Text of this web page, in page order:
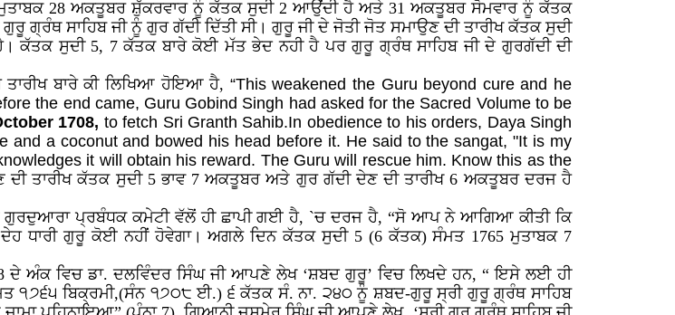
28 ਅਕਤੂਬਰ ਸ਼ੁੱਕਰਵਾਰ ਨੂੰ ਕੱਤਕ ਸੁਦੀ 2 ਆਉਂਦੀ ਹੈ ਅਤੇ 31 ਅਕਤੂਬਰ ਸੋਮਵਾਰ ਨੂੰ ਕੱਤਕ
ਗ੍ਰੰਥ ਸਾਹਿਬ ਜੀ ਨੂੰ ਗੁਰ ਗੱਦੀ ਦਿੱਤੀ ਸੀ। ਗੁਰੂ ਜੀ ਦੇ ਜੋਤੀ ਜੋਤ ਸਮਾਉਣ ਦੀ ਤਾਰੀਖ ਕੱਤਕ ਸੁਦੀ
ਕੱਤਕ ਸੁਦੀ 5, 7 ਕੱਤਕ ਬਾਰੇ ਕੋਈ ਮੱਤ ਭੇਦ ਨਹੀ ਹੈ ਪਰ ਗੁਰੂ ਗ੍ਰੰਥ ਸਾਹਿਬ ਜੀ ਦੇ ਗੁਰਗੱਦੀ ਦੀ
ਬਾਰੇ ਕੀ ਲਿਖਿਆ ਹੋਇਆ ਹੈ, “This weakened the Guru beyond cure and he
the end came, Guru Gobind Singh had asked for the Sacred Volume to be
1708, to fetch Sri Granth Sahib.In obedience to his orders, Daya Singh
and a coconut and bowed his head before it. He said to the sangat, "It is my
it will obtain his reward. The Guru will rescue him. Know this as the
ਤਾਰੀਖ ਕੱਤਕ ਸੁਦੀ 5 ਭਾਵ 7 ਅਕਤੂਬਰ ਅਤੇ ਗੁਰ ਗੱਦੀ ਦੇਣ ਦੀ ਤਾਰੀਖ 6 ਅਕਤੂਬਰ ਦਰਜ ਹੈ
ਗੁਰਦੁਆਰਾ ਪ੍ਰਬੰਧਕ ਕਮੇਟੀ ਵੱਲੋਂ ਹੀ ਛਾਪੀ ਗਈ ਹੈ, `ਚ ਦਰਜ ਹੈ, “ਸੋ ਆਪ ਨੇ ਆਗਿਆ ਕੀਤੀ ਕਿ
ਧਾਰੀ ਗੁਰੂ ਕੋਈ ਨਹੀਂ ਹੋਵੇਗਾ। ਅਗਲੇ ਦਿਨ ਕੱਤਕ ਸੁਦੀ 5 (6 ਕੱਤਕ) ਸੰਮਤ 1765 ਮੁਤਾਬਕ 7
ਦੇ ਅੰਕ ਵਿਚ ਡਾ. ਦਲਵਿੰਦਰ ਸਿੰਘ ਜੀ ਆਪਣੇ ਲੇਖ ‘ਸ਼ਬਦ ਗੁਰੂ’ ਵਿਚ ਲਿਖਦੇ ਹਨ, “ ਇਸੇ ਲਈ ਹੀ
੧੭੬੫ ਬਿਕ੍ਰਮੀ,(ਸੰਨ ੧੭੦੮ ਈ.) ੬ ਕੱਤਕ ਸੰ. ਨਾ. ੨੪੦ ਨੂੰ ਸ਼ਬਦ-ਗੁਰੂ ਸ੍ਰੀ ਗੁਰੂ ਗ੍ਰੰਥ ਸਾਹਿਬ